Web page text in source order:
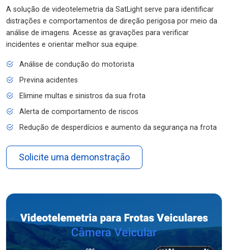
A solução de videotelemetria da SatLight serve para identificar
distrações e comportamentos de direção perigosa por meio da
análise de imagens. Acesse as gravações para verificar
incidentes e orientar melhor sua equipe.
Análise de condução do motorista
Previna acidentes
Elimine multas e sinistros da sua frota
Alerta de comportamento de riscos
Redução de desperdícios e aumento da segurança na frota
Solicite uma demonstração